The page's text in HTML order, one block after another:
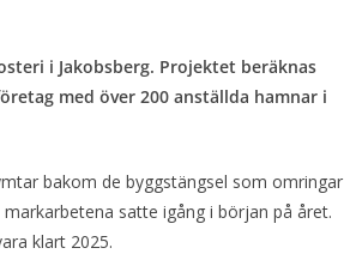
i Jakobsberg. Projektet beräknas
med över 200 anställda hamnar i
bakom de byggstängsel som omringar
satte igång i början på året.
klart 2025.